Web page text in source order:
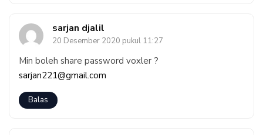
sarjan djalil
20 Desember 2020 pukul 11:27
Min boleh share password voxler ?
sarjan221@gmail.com
Balas